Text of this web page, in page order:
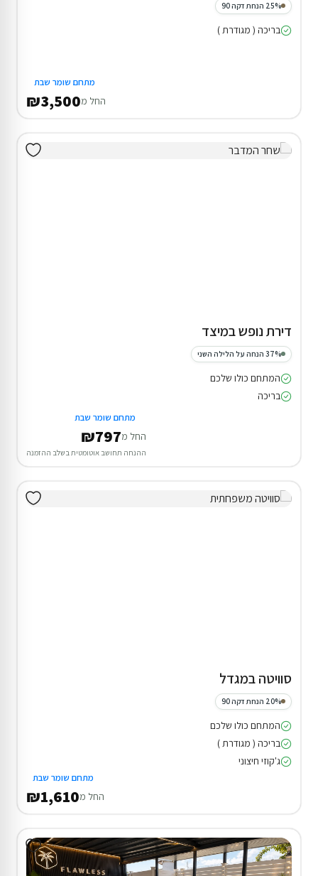
25% הנחת דקה 90
בריכה ( מגודרת )
מתחם שומר שבת
החל מ₪3,500
דירת נופש במיצד
37% הנחה על הלילה השני
המתחם כולו שלכם
בריכה
מתחם שומר שבת
החל מ₪797
ההנחה תחושב אוטומטית בשלב ההזמנה
סוויטה במגדל
20% הנחת דקה 90
המתחם כולו שלכם
בריכה ( מגודרת )
ג'קוזי חיצוני
מתחם שומר שבת
החל מ₪1,610